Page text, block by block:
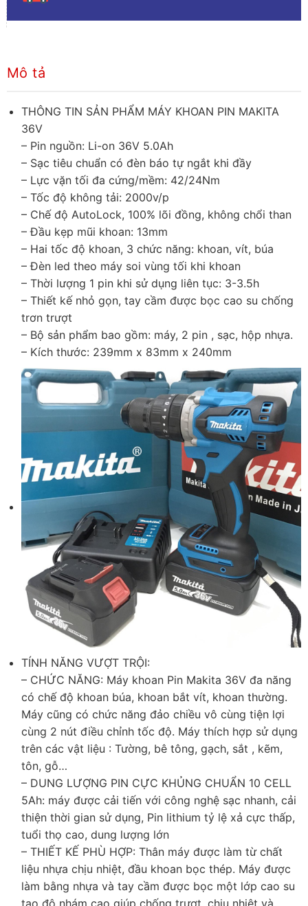
Mô tả
THÔNG TIN SẢN PHẨM MÁY KHOAN PIN MAKITA
36V
– Pin nguồn: Li-on 36V 5.0Ah
– Sạc tiêu chuẩn có đèn báo tự ngắt khi đầy
– Lực vặn tối đa cứng/mềm: 42/24Nm
– Tốc độ không tải: 2000v/p
– Chế độ AutoLock, 100% lõi đồng, không chổi than
– Đầu kẹp mũi khoan: 13mm
– Hai tốc độ khoan, 3 chức năng: khoan, vít, búa
– Đèn led theo máy soi vùng tối khi khoan
– Thời lượng 1 pin khi sử dụng liên tục: 3-3.5h
– Thiết kế nhỏ gọn, tay cầm được bọc cao su chống
trơn trượt
– Bộ sản phẩm bao gồm: máy, 2 pin , sạc, hộp nhựa.
– Kích thước: 239mm x 83mm x 240mm
TÍNH NĂNG VƯỢT TRỘI:
– CHỨC NĂNG: Máy khoan Pin Makita 36V đa năng
có chế độ khoan búa, khoan bắt vít, khoan thường.
Máy cũng có chức năng đảo chiều vô cùng tiện lợi
cùng 2 nút điều chỉnh tốc độ. Máy thích hợp sử dụng
trên các vật liệu : Tường, bê tông, gạch, sắt , kẽm,
tôn, gỗ…
– DUNG LƯỢNG PIN CỰC KHỦNG CHUẨN 10 CELL
5Ah: máy được cải tiến với công nghệ sạc nhanh, cải
thiện thời gian sử dụng, Pin lithium tỷ lệ xả cực thấp,
tuổi thọ cao, dung lượng lớn
– THIẾT KẾ PHÙ HỢP: Thân máy được làm từ chất
liệu nhựa chịu nhiệt, đầu khoan bọc thép. Máy được
làm bằng nhựa và tay cầm được bọc một lớp cao su
tạo độ nhám cao giúp chống trượt, chịu nhiệt và